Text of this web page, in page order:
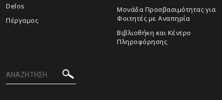
Delos
Πέργαμος
Μονάδα Προσβασιμότητας για
Φοιτητές με Αναπηρία
Βιβλιοθήκη και Κέντρο
Πληροφόρησης